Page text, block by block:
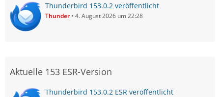
Thunderbird 153.0.2 veröffentlicht
Thunder 4. August 2026 um 22:28
Aktuelle 153 ESR-Version
Thunderbird 153.0.2 ESR veröffentlicht